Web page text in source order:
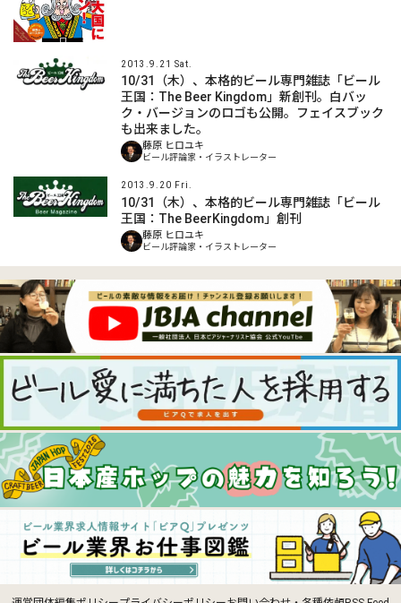
2013.9.21 Sat.
10/31（木）、本格的ビール専門雑誌「ビール
王国：The Beer Kingdom」新創刊。白バッ
ク・バージョンのロゴも公開。フェイスブック
も出来ました。
藤原 ヒロユキ
ビール評論家・イラストレーター
2013.9.20 Fri.
10/31（木）、本格的ビール専門雑誌「ビール
王国：The BeerKingdom」創刊
藤原 ヒロユキ
ビール評論家・イラストレーター